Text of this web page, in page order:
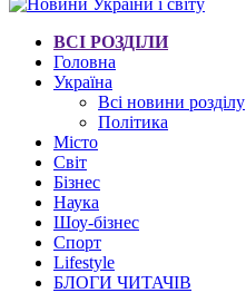
ВСІ РОЗДІЛИ
Головна
Україна
Всі новини розділу
Політика
Місто
Світ
Бізнес
Наука
Шоу-бізнес
Спорт
Lifestyle
БЛОГИ ЧИТАЧІВ